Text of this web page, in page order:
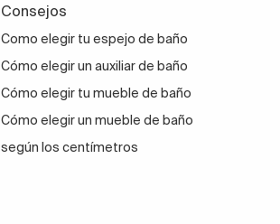
Consejos
Como elegir tu espejo de baño
Cómo elegir un auxiliar de baño
Cómo elegir tu mueble de baño
Cómo elegir un mueble de baño
según los centímetros